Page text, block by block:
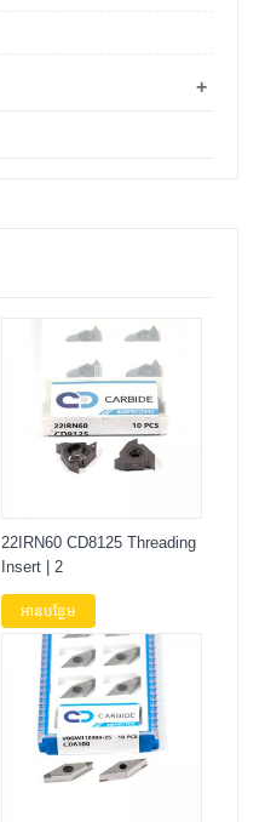
+
22IRN60 CD8125 Threading
Insert | 2
អានបន្ថែម